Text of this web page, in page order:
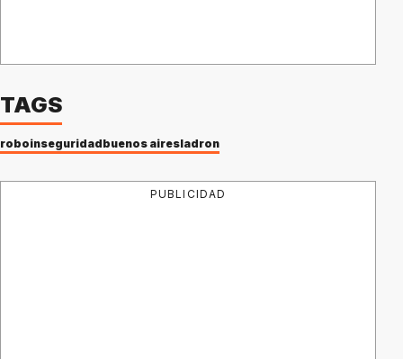
TAGS
roboinseguridadbuenos airesladron
PUBLICIDAD